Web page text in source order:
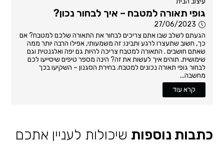
גופי תאורה למטבח – איך לבחור נכון?
27/06/2023
הגעתם לשלב שבו אתם צריכים לבחור את התאורה שלכם למטבח? אם
כך, חשוב שתעצרו לרגע ותבינו: זה משמעותי, אפילו הרבה יותר ממה
שאתם חושבים . התאורה למטבח צריכה להיות גם יפה ואלגנטית וגם
שימושית. תוהים איך לעשות את זה? הינה מספר טיפים שיסייעו לכם
לבחור גופי תאורה נכונים למטבח. בחירת הסגנון – השקיעו בכך
מחשבה...
קרא עוד
כתבות נוספות שיכולות לעניין אתכם